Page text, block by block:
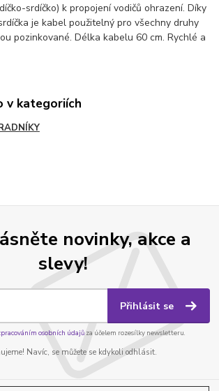
srdíčko) k propojení vodičů ohrazení. Díky
je kabel použitelný pro všechny druhy
pozinkované. Délka kabelu 60 cm. Rychlé a
v kategoriích
novinky, akce a
slevy!
Přihlásit se
osobních údajůza účelem rozesílky newsletteru.
Navíc, se můžete se kdykoli odhlásit.